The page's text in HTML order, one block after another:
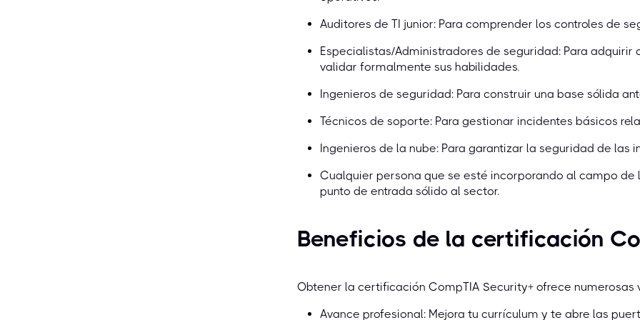
Auditores de TI junior: Para comprender los controles de
Especialistas/Administradores de seguridad: Para
validar formalmente sus habilidades.
Ingenieros de seguridad: Para construir una base sólida
Técnicos de soporte: Para gestionar incidentes básicos
Ingenieros de la nube: Para garantizar la seguridad de las
Cualquier persona que se esté incorporando al campo de
punto de entrada sólido al sector.
Beneficios de la certificación
Obtener la certificación CompTIA Security+ ofrece
Avance profesional: Mejora tu currículum y te abre las